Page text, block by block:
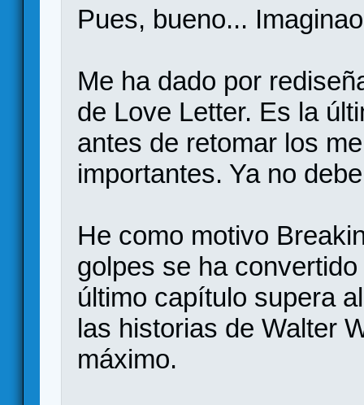
Pues, bueno...
Me ha dado por
de Love Letter. Es la
antes de retomar los
importantes. Ya no
He como motivo
golpes se ha
último capítulo supera
las historias de Walter
máximo.